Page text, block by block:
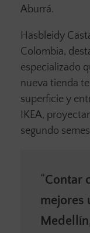
Aburrá.
Hasbleidy
Colombia,
especializado
nueva tienda
superficie y
IKEA,
segundo
“Contar
mejores